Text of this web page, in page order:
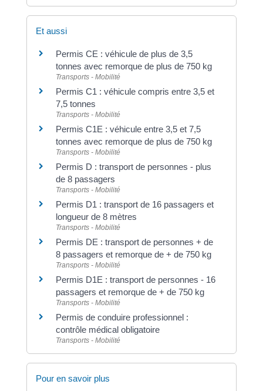
Et aussi
Permis CE : véhicule de plus de 3,5
tonnes avec remorque de plus de 750 kg
Transports - Mobilité
Permis C1 : véhicule compris entre 3,5 et
7,5 tonnes
Transports - Mobilité
Permis C1E : véhicule entre 3,5 et 7,5
tonnes avec remorque de plus de 750 kg
Transports - Mobilité
Permis D : transport de personnes - plus
de 8 passagers
Transports - Mobilité
Permis D1 : transport de 16 passagers et
longueur de 8 mètres
Transports - Mobilité
Permis DE : transport de personnes + de
8 passagers et remorque de + de 750 kg
Transports - Mobilité
Permis D1E : transport de personnes - 16
passagers et remorque de + de 750 kg
Transports - Mobilité
Permis de conduire professionnel :
contrôle médical obligatoire
Transports - Mobilité
Pour en savoir plus